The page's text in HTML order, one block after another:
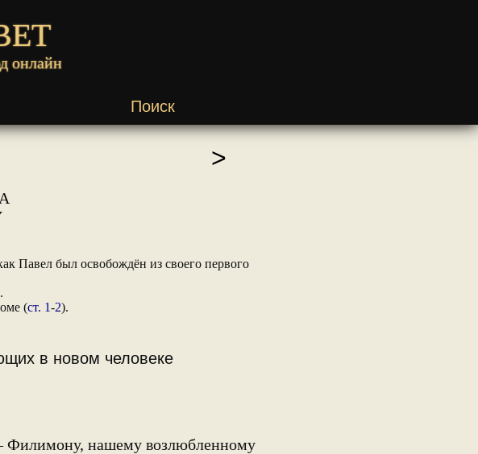
онлайн
Поиск
>
Павел был освобождён из своего первого
(ст. 1-2).
в новом человеке
Филимону, нашему возлюбленному